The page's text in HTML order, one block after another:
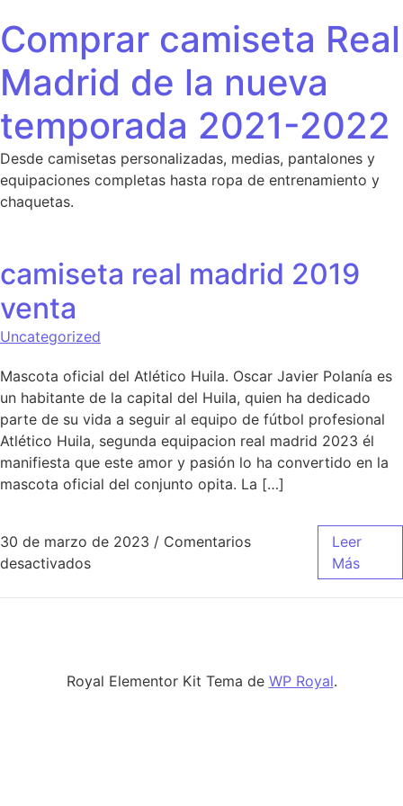
Comprar camiseta Real
Madrid de la nueva
temporada 2021-2022
Desde camisetas personalizadas, medias, pantalones y
equipaciones completas hasta ropa de entrenamiento y
chaquetas.
camiseta real madrid 2019
venta
Uncategorized
Mascota oficial del Atlético Huila. Oscar Javier Polanía es
un habitante de la capital del Huila, quien ha dedicado
parte de su vida a seguir al equipo de fútbol profesional
Atlético Huila, segunda equipacion real madrid 2023 él
manifiesta que este amor y pasión lo ha convertido en la
mascota oficial del conjunto opita. La […]
30 de marzo de 2023 / Comentarios
desactivadosen camiseta real madrid 2019 venta
Leer
Más
Royal Elementor Kit Tema de WP Royal.